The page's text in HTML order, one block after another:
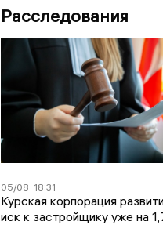
Расследования
05/08 18:31
Курская корпорация
иск к застройщику уже на